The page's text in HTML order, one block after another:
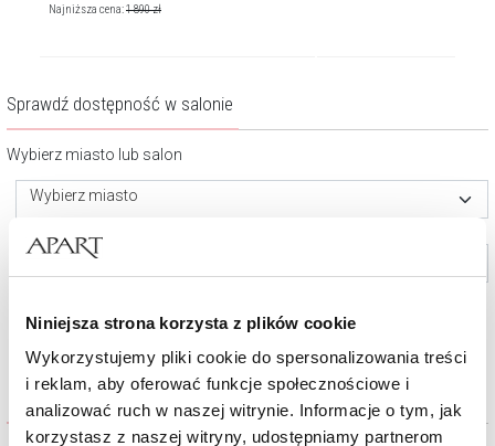
Niniejsza strona korzysta z plików cookie
Wykorzystujemy pliki cookie do spersonalizowania treści
i reklam, aby oferować funkcje społecznościowe i
analizować ruch w naszej witrynie. Informacje o tym, jak
korzystasz z naszej witryny, udostępniamy partnerom
Najniższa cena:1 890zł
Sprawdź dostępność w salonie
Wybierz miasto lub salon
Wybierz miasto
Wybierz salon (opcjonalnie)
Sprawdź
Inni Klienci oglądali również